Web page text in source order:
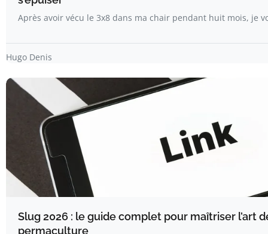
Après avoir vécu le 3x8 dans ma chair pendant huit mois, je
Hugo Denis
Slug 2026 : le guide complet pour maîtriser l’art
permaculture